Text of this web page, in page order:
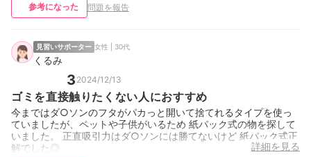
参考になった 問題を報告
見習いサポーター 女性 | 30代
くるみ
3 2024/12/13
ゴミを直接触りたくない人におすすめ
今まではダ○ソンのフタがパカっと開いて捨てれるタイプを使っ
ていましたが、ペットや子供がいるため 紙パック式の物を探して
いました。 正直吸引力はダ○ソンには勝てないけど 紙パック式正
解でした◎
詳細を見る